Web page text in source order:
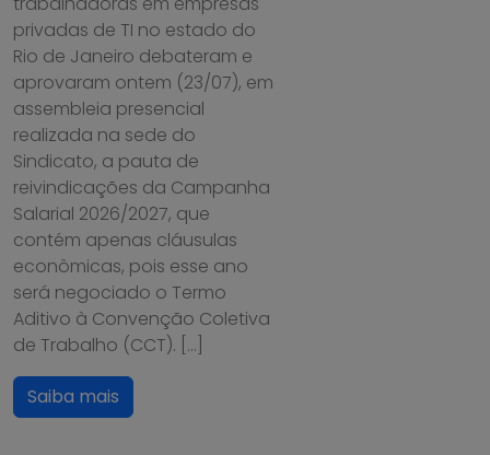
privadas de TI no estado do
Rio de Janeiro debateram e
aprovaram ontem (23/07), em
assembleia presencial
realizada na sede do
Sindicato, a pauta de
reivindicações da Campanha
Salarial 2026/2027, que
contém apenas cláusulas
econômicas, pois esse ano
será negociado o Termo
Aditivo à Convenção Coletiva
de Trabalho (CCT). […]
Saiba mais